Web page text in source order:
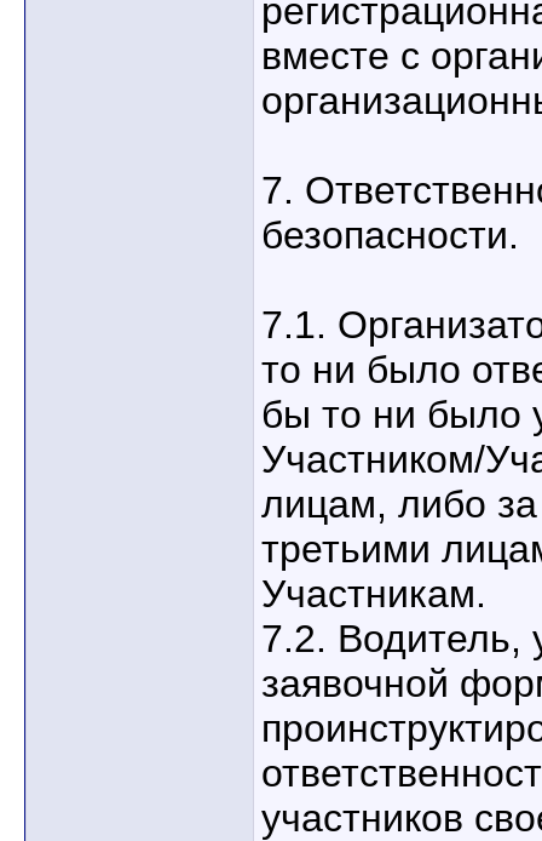
вместе с
7.
безопасности.
7.1.
то ни было
бы то ни было
Участником/
лицам, либо
третьими
Участникам.
7.2. Водитель,
заявочной
участников